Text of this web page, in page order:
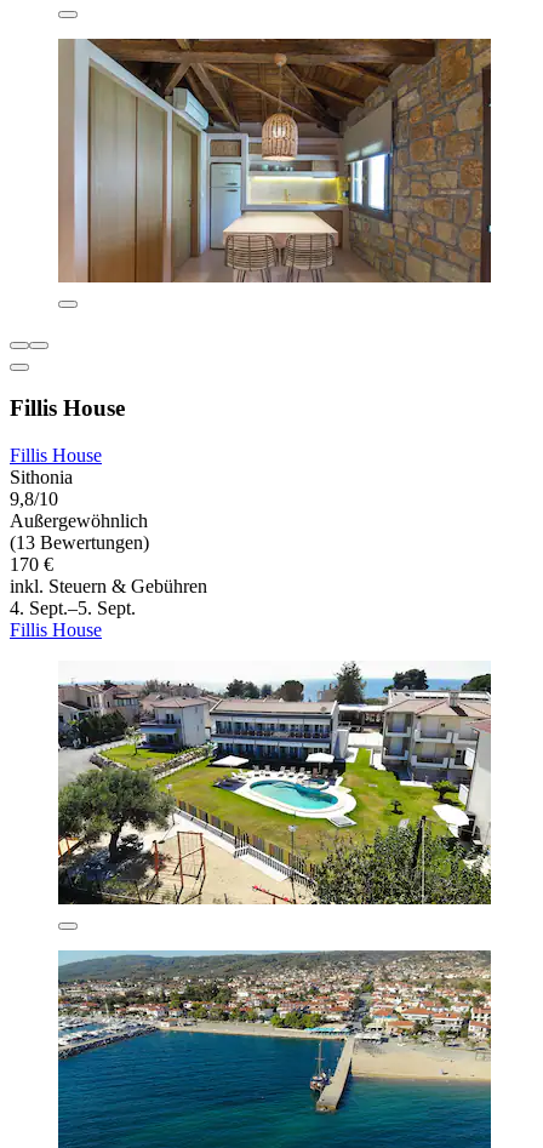
Fillis House
Fillis House
Sithonia
9,8/10
Außergewöhnlich
(13 Bewertungen)
170 €
inkl. Steuern & Gebühren
4. Sept.–5. Sept.
Fillis House